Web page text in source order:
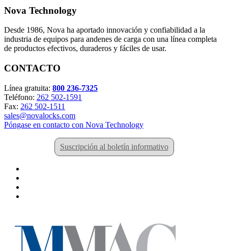
Nova Technology
Desde 1986, Nova ha aportado innovación y confiabilidad a la
industria de equipos para andenes de carga con una línea completa
de productos efectivos, duraderos y fáciles de usar.
CONTACTO
Línea gratuita: 800 236-7325
Teléfono: 262 502-1591
Fax: 262 502-1511
sales@novalocks.com
Póngase en contacto con Nova Technology
Suscripción al boletín informativo